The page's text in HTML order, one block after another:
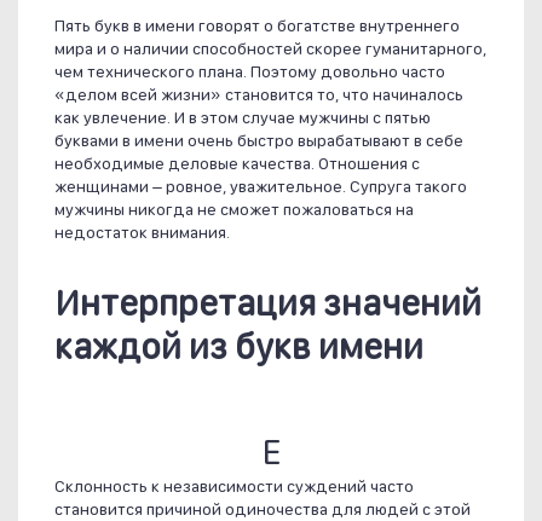
Пять букв в имени говорят о богатстве внутреннего
мира и о наличии способностей скорее гуманитарного,
чем технического плана. Поэтому довольно часто
«делом всей жизни» становится то, что начиналось
как увлечение. И в этом случае мужчины с пятью
буквами в имени очень быстро вырабатывают в себе
необходимые деловые качества. Отношения с
женщинами – ровное, уважительное. Супруга такого
мужчины никогда не сможет пожаловаться на
недостаток внимания.
Интерпретация значений
каждой из букв имени
Е
Склонность к независимости суждений часто
становится причиной одиночества для людей с этой